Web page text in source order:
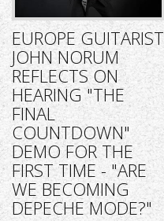
EUROPE GUITARIST
JOHN NORUM
REFLECTS ON
HEARING "THE
FINAL
COUNTDOWN"
DEMO FOR THE
FIRST TIME - "ARE
WE BECOMING
DEPECHE MODE?"